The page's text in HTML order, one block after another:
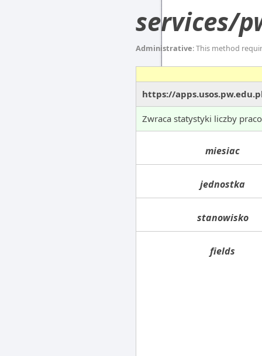
services/
Administrative: This method
https://
Zwraca statystyki liczby
miesiac
jednostka
stanowisko
fields